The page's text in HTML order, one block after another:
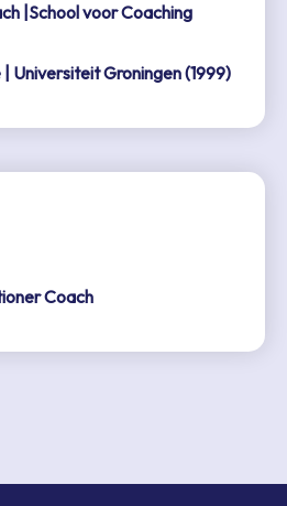
|School voor Coaching
Universiteit Groningen (1999)
Coach